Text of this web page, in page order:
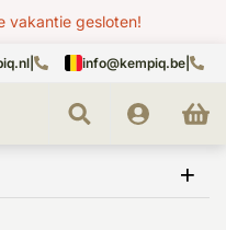
vakantie gesloten!
info@kempiq.be